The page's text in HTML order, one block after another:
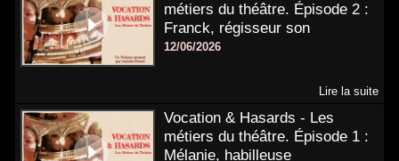
métiers du théâtre. Épisode 2 :
Franck, régisseur son
12/06/2026
Lire la suite
Vocation & Hasards - Les
métiers du théâtre. Épisode 1 :
Mélanie, habilleuse